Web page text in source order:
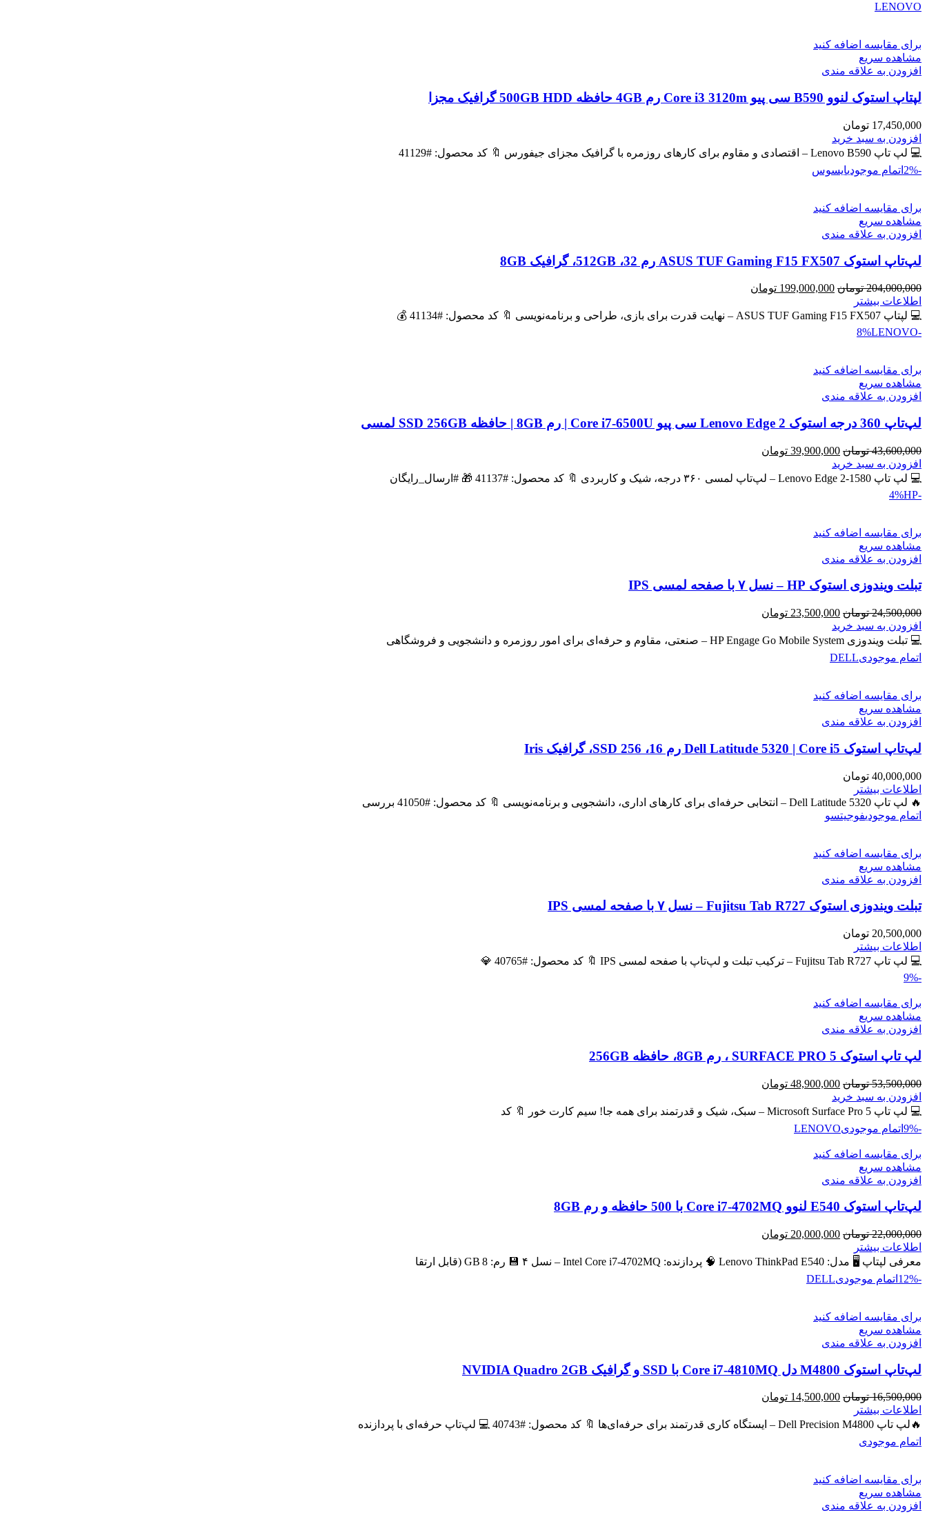
LENOVO
برای مقایسه اضافه کنید
مشاهده سریع
افزودن به علاقه مندی
لپتاپ استوک لنوو B590 سی پیو Core i3 3120m رم 4GB حافظه 500GB HDD گرافیک مجزا
17,450,000 تومان
افزودن به سبد خرید
💻 لپ تاپ Lenovo B590 – اقتصادی و مقاوم برای کارهای روزمره با گرافیک مجزای جیفورس 🔖 کد محصول: #41129
-2%
اتمام موجودیایسوس
برای مقایسه اضافه کنید
مشاهده سریع
افزودن به علاقه مندی
لپ‌تاپ استوک ASUS TUF Gaming F15 FX507 رم 32، 512GB، گرافیک 8GB
204,000,000 تومان قیمت
204,000,000 تومان
199,000,000 تومان
199,000,000 تومان
اطلاعات بیشتر
💻 لپتاپ ASUS TUF Gaming F15 FX507 – نهایت قدرت برای بازی، طراحی و برنامه‌نویسی 🔖 کد محصول: #41134 💰
-8%
LENOVO
برای مقایسه اضافه کنید
مشاهده سریع
افزودن به علاقه مندی
لپ‌تاپ 360 درجه استوک Lenovo Edge 2 سی پیو Core i7-6500U | رم 8GB | حافظه SSD 256GB لمسی
43,600,000 تومان قیمت
اصلی
43,600,000 تومان
39,900,000 تومان
39,900,000 تومان
افزودن به سبد خرید
💻 لپ تاپ Lenovo Edge 2-1580 – لپ‌تاپ لمسی ۳۶۰ درجه، شیک و کاربردی 🔖 کد محصول: #41137 🎁 #ارسال_رایگان
-4%
HP
برای مقایسه اضافه کنید
مشاهده سریع
افزودن به علاقه مندی
تبلت ویندوزی استوک HP – نسل ۷ با صفحه لمسی IPS
24,500,000 تومان قیمت
اصلی
24,500,000 تومان
بود.
23,500,000 تومان
23,500,000 تومان
افزودن به سبد خرید
💻 تبلت ویندوزی HP Engage Go Mobile System – صنعتی، مقاوم و حرفه‌ای برای امور روزمره و دانشجویی و فروشگاهی
اتمام موجودیDELL
برای مقایسه اضافه کنید
مشاهده سریع
افزودن به علاقه مندی
لپ‌تاپ استوک Dell Latitude 5320 | Core i5 رم 16، SSD 256، گرافیک Iris
40,000,000 تومان
اطلاعات بیشتر
🔥 لپ تاپ Dell Latitude 5320 – انتخابی حرفه‌ای برای کارهای اداری، دانشجویی و برنامه‌نویسی 🔖 کد محصول: #41050 بررسی
اتمام موجودیفوجیتسو
برای مقایسه اضافه کنید
مشاهده سریع
افزودن به علاقه مندی
تبلت ویندوزی استوک Fujitsu Tab R727 – نسل ۷ با صفحه لمسی IPS
20,500,000 تومان
اطلاعات بیشتر
💻 لپ تاپ Fujitsu Tab R727 – ترکیب تبلت و لپ‌تاپ با صفحه لمسی IPS 🔖 کد محصول: #40765 💎
-9%
برای مقایسه اضافه کنید
مشاهده سریع
افزودن به علاقه مندی
لپ تاپ استوک SURFACE PRO 5 ، رم 8GB، حافظه 256GB
53,500,000 تومان قیمت
اصلی
53,500,000 تومان
بود.
48,900,000 تومان
48,900,000 تومان
افزودن به سبد خرید
💻 لپ تاپ Microsoft Surface Pro 5 – سبک، شیک و قدرتمند برای همه جا! سیم کارت خور 🔖 کد
-9%
اتمام موجودیLENOVO
برای مقایسه اضافه کنید
مشاهده سریع
افزودن به علاقه مندی
لپ‌تاپ استوک E540 لنوو Core i7-4702MQ با 500 حافظه و رم 8GB
22,000,000 تومان قیمت
22,000,000 تومان
بود.
20,000,000 تومان
20,000,000 تومان
اطلاعات بیشتر
معرفی لپتاپ 🖥️ مدل: Lenovo ThinkPad E540 🧠 پردازنده: Intel Core i7‑4702MQ – نسل ۴ 💾 رم: 8 GB (قابل ارتقا
-12%
اتمام موجودیDELL
برای مقایسه اضافه کنید
مشاهده سریع
افزودن به علاقه مندی
لپ‌تاپ استوک M4800 دل Core i7-4810MQ با SSD و گرافیک NVIDIA Quadro 2GB
16,500,000 تومان قیمت
16,500,000 تومان
14,500,000 تومان
14,500,000 تومان
اطلاعات بیشتر
🔥لپ تاپ Dell Precision M4800 – ایستگاه کاری قدرتمند برای حرفه‌ای‌ها 🔖 کد محصول: #40743 💻 لپ‌تاپ حرفه‌ای با پردازنده
اتمام موجودی
برای مقایسه اضافه کنید
مشاهده سریع
افزودن به علاقه مندی